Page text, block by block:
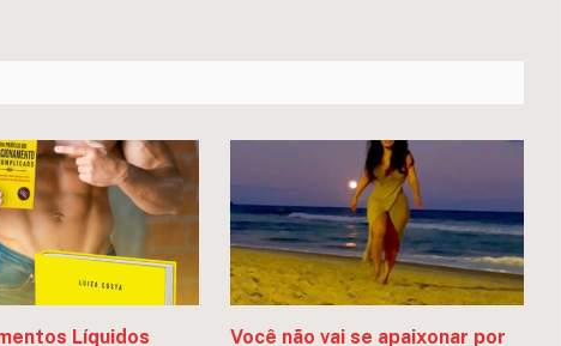
Líquidos
Você não vai se apaixonar por